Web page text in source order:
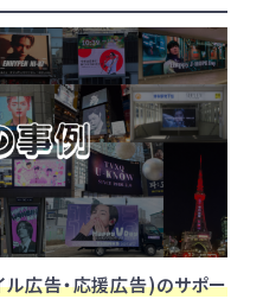
広告・応援広告)のサポー